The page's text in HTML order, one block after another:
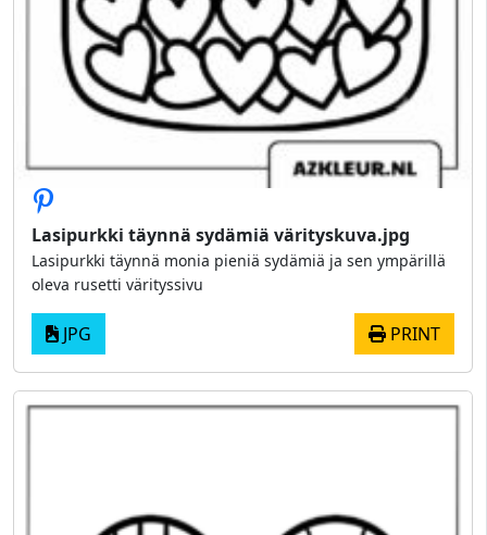
Lasipurkki täynnä sydämiä värityskuva.jpg
Lasipurkki täynnä monia pieniä sydämiä ja sen ympärillä
oleva rusetti värityssivu
JPG PRINT